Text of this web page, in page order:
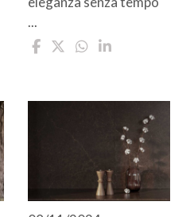
...